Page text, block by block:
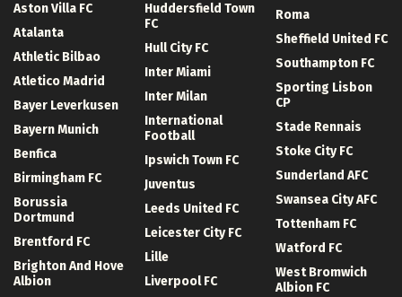
Aston Villa FC
Atalanta
Athletic Bilbao
Atletico Madrid
Bayer Leverkusen
Bayern Munich
Benfica
Birmingham FC
Borussia
Dortmund
Brentford FC
Brighton And Hove
Albion
Huddersfield Town
FC
Hull City FC
Inter Miami
Inter Milan
International
Football
Ipswich Town FC
Juventus
Leeds United FC
Leicester City FC
Lille
Liverpool FC
Roma
Sheffield United FC
Southampton FC
Sporting Lisbon
CP
Stade Rennais
Stoke City FC
Sunderland AFC
Swansea City AFC
Tottenham FC
Watford FC
West Bromwich
Albion FC